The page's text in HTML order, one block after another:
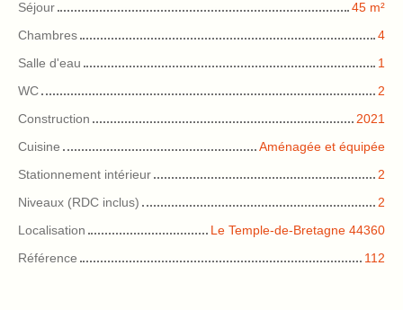
Séjour 45 m²
Chambres
4
Salle d'eau
1
WC
2
Construction
2021
Cuisine
Aménagée et équipée
Stationnement intérieur
2
Niveaux (RDC inclus)
2
Localisation
Le Temple-de-Bretagne 44360
Référence
112